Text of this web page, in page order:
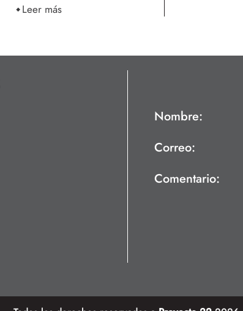
Leer más
Nombre:
Correo:
Comentario: